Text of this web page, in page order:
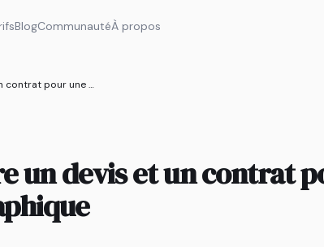
BlogCommunautéÀ propos
Les différences entre un devis et un contrat pour une prestation photographique
un devis et un contrat